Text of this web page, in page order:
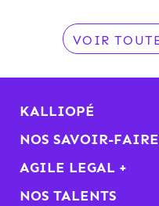
VOIR
KALLIOPÉ
NOS SAVOIR-FAIRE
AGILE LEGAL +
NOS TALENTS